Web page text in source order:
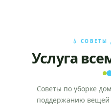
💧
Услуга
Советы по уборке
поддержанию вещей